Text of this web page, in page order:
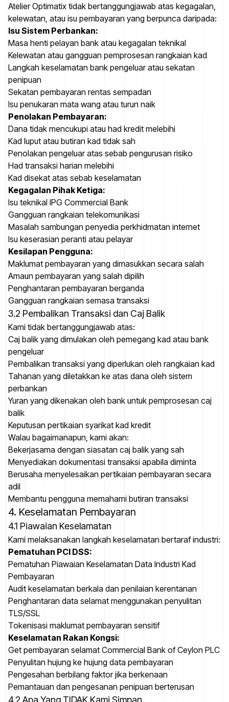
Atelier Optimatix tidak bertanggungjawab atas kegagalan,
kelewatan, atau isu pembayaran yang berpunca daripada:
Isu Sistem Perbankan:
Masa henti pelayan bank atau kegagalan teknikal
Kelewatan atau gangguan pemprosesan rangkaian kad
Langkah keselamatan bank pengeluar atau sekatan
penipuan
Sekatan pembayaran rentas sempadan
Isu penukaran mata wang atau turun naik
Penolakan Pembayaran:
Dana tidak mencukupi atau had kredit melebihi
Kad luput atau butiran kad tidak sah
Penolakan pengeluar atas sebab pengurusan risiko
Had transaksi harian melebihi
Kad disekat atas sebab keselamatan
Kegagalan Pihak Ketiga:
Isu teknikal IPG Commercial Bank
Gangguan rangkaian telekomunikasi
Masalah sambungan penyedia perkhidmatan internet
Isu keserasian peranti atau pelayar
Kesilapan Pengguna:
Maklumat pembayaran yang dimasukkan secara salah
Amaun pembayaran yang salah dipilih
Penghantaran pembayaran berganda
Gangguan rangkaian semasa transaksi
3.2 Pembalikan Transaksi dan Caj Balik
Kami tidak bertanggungjawab atas:
Caj balik yang dimulakan oleh pemegang kad atau bank
pengeluar
Pembalikan transaksi yang diperlukan oleh rangkaian kad
Tahanan yang diletakkan ke atas dana oleh sistem
perbankan
Yuran yang dikenakan oleh bank untuk pemprosesan caj
balik
Keputusan pertikaian syarikat kad kredit
Walau bagaimanapun, kami akan:
Bekerjasama dengan siasatan caj balik yang sah
Menyediakan dokumentasi transaksi apabila diminta
Berusaha menyelesaikan pertikaian pembayaran secara
adil
Membantu pengguna memahami butiran transaksi
4. Keselamatan Pembayaran
4.1 Piawaian Keselamatan
Kami melaksanakan langkah keselamatan bertaraf industri:
Pematuhan PCI DSS:
Pematuhan Piawaian Keselamatan Data Industri Kad
Pembayaran
Audit keselamatan berkala dan penilaian kerentanan
Penghantaran data selamat menggunakan penyulitan
TLS/SSL
Tokenisasi maklumat pembayaran sensitif
Keselamatan Rakan Kongsi:
Get pembayaran selamat Commercial Bank of Ceylon PLC
Penyulitan hujung ke hujung data pembayaran
Pengesahan berbilang faktor jika berkenaan
Pemantauan dan pengesanan penipuan berterusan
4.2 Apa Yang TIDAK Kami Simpan